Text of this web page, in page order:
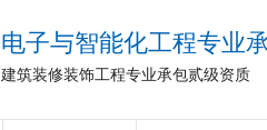
电子与智能化工程专业
建筑装修装饰工程专业承包贰级资质